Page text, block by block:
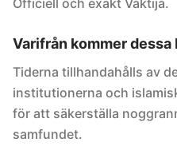
Officiell och exakt Vaktija.
Varifrån kommer
Tiderna tillhandahålls av
institutionerna och
för att säkerställa
samfundet.